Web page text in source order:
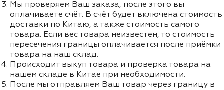
Мы проверяем Ваш заказа, после этого вы
оплачиваете счёт. В счёт будет включена стоимость
доставки по Китаю, а также стоимость самого
товара. Если вес товара неизвестен, то стоимость
пересечения границы оплачивается после приёмки
товара на наш склад.
Происходит выкуп товара и проверка товара на
нашем складе в Китае при необходимости.
После мы отправляем Ваш товар через границу в